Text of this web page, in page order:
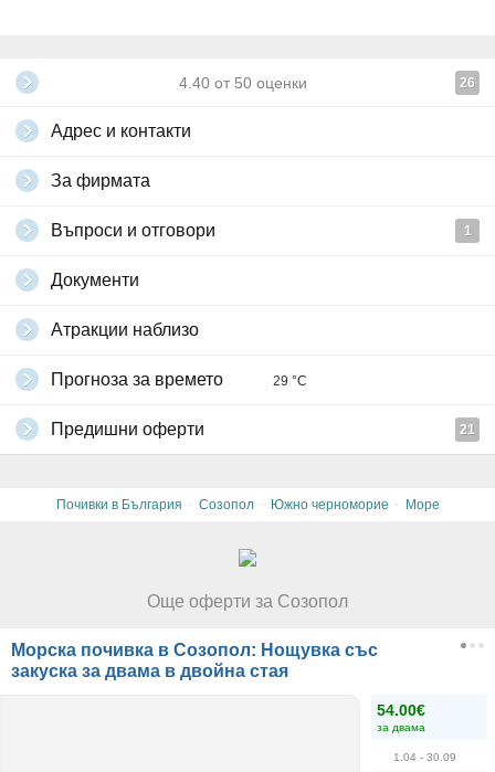
За дете над 10г или трети възрастен е необходимо да се грабне
отделен ваучер.
рецепция 15лв на ден, на помещение.
стаите - до 11:30ч.
Всички други глобални условия на Grabo.bg
4.40 от 50 оценки 26
Адрес и контакти
За фирмата
Въпроси и отговори 1
Документи
Атракции наблизо
Прогноза за времето 29 °C
Предишни оферти 21
Почивки в България · Созопол · Южно черноморие · Море
Още оферти за Созопол
Морска почивка в Созопол: Нощувка със
закуска за двама в двойна стая
54.00€
за двама
1.04 - 30.09